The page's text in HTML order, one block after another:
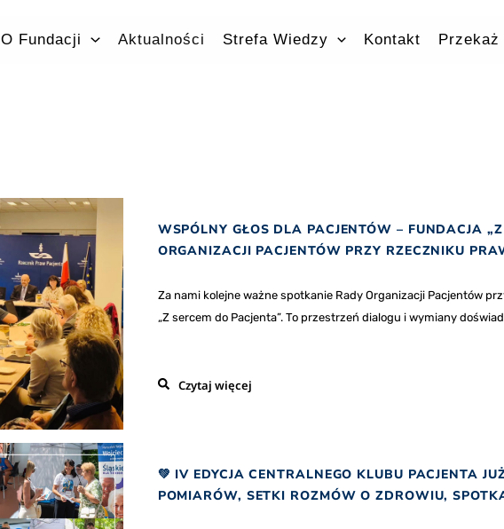
O Fundacji Aktualności Strefa Wiedzy Kontakt Przekaż
WSPÓLNY GŁOS DLA PACJENTÓW – FUNDACJA
ORGANIZACJI PACJENTÓW PRZY RZECZNIKU
Za nami kolejne ważne spotkanie Rady Organizacji Pacjentów
„Z sercem do Pacjenta”. To przestrzeń dialogu i wymiany
Czytaj więcej
💚 IV EDYCJA CENTRALNEGO KLUBU PACJENTA
POMIARÓW, SETKI ROZMÓW O ZDROWIU,